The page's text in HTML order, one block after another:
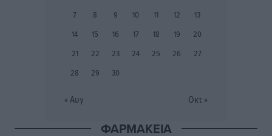
Εθνικός Αρχίπολης: Μεγάλο βήμα προόδου η ίδρυση
Ιππότες: Με το βλέμμα στραμμένο στο μέλλον
7
8 9 10 11 12
13
14
15 16 17 18 19
20
21
22 23 24 25 26
27
28
29 30
« Αυγ Οκτ »
ΦΑΡΜΑΚΕΙΑ